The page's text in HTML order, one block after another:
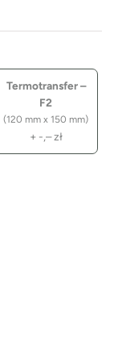
Termotransfer –
F2
(120 mm x 150 mm)
+ -,–zł